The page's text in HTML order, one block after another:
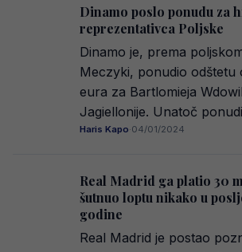
Dinamo poslo ponudu za
reprezentativca Poljske
Dinamo je, prema
Meczyki, ponudio odštetu
eura za Bartlomieja
Jagiellonije. Unatoč
Haris Kapo·04/01/2024
Real Madrid ga platio 30
šutnuo loptu nikako u
godine
Real Madrid je postao